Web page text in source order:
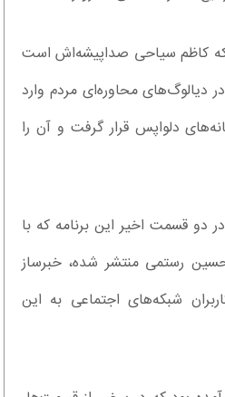
که کاظم سیاحی صداپیشه‌اش است
دیالوگ‌های محاوره‌ای مردم وارد
دلواپس قرار گرفت و آن را
دو قسمت اخیر این برنامه که با
رستمی منتشر شده، خبرساز
شبکه‌های اجتماعی به این